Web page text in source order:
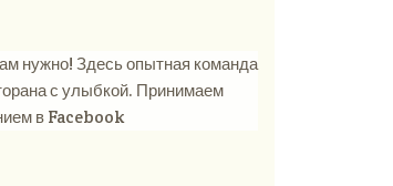
нужно! Здесь опытная команда
с улыбкой. Принимаем
в Facebook